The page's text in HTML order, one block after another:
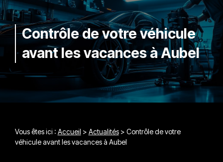
Contrôle de votre véhicule
avant les vacances à Aubel
Vous êtes ici : Accueil > Actualités> Contrôle de votre
véhicule avant les vacances à Aubel